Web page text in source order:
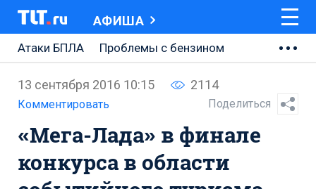
АФИША
Атаки БПЛА
Проблемы с бензином
Ремонт Центральной площади
Ремонт Обводного шоссе
Набережная Тольятти
13 сентября 2016 10:15 2114
Комментировать Поделиться
«Мега-Лада» в финале
конкурса в области